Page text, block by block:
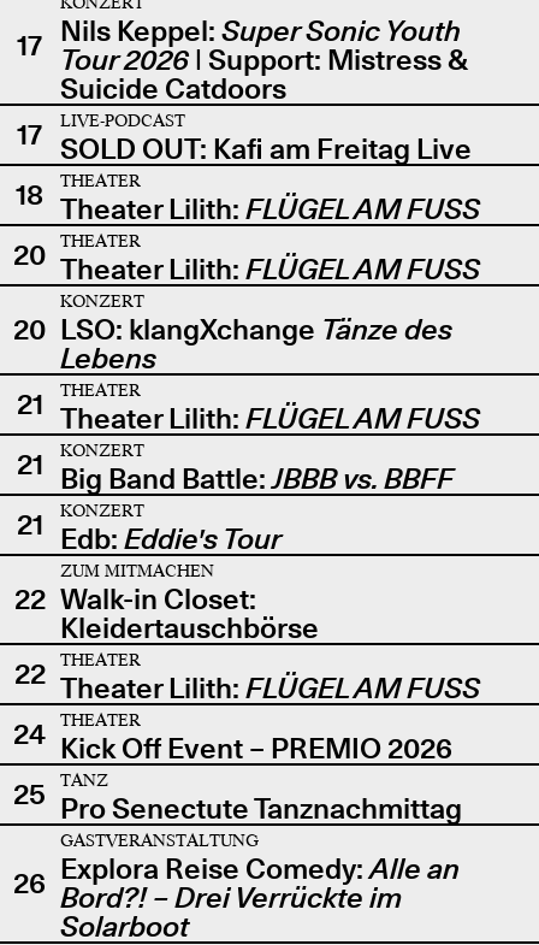
17 Nils Keppel: Super Sonic Youth
Tour 2026| Support: Mistress &
Suicide Catdoors
17
LIVE-PODCAST
SOLD OUT: Kafi am Freitag Live
18
THEATER
Theater Lilith: FLÜGEL AM FUSS
20
THEATER
Theater Lilith: FLÜGEL AM FUSS
20
KONZERT
LSO: klangXchange Tänze des
Lebens
21
THEATER
Theater Lilith: FLÜGEL AM FUSS
21
KONZERT
Big Band Battle:JBBB vs. BBFF
21
KONZERT
Edb: Eddie's Tour
22
ZUM MITMACHEN
Walk-in Closet:
Kleidertauschbörse
22
THEATER
Theater Lilith: FLÜGEL AM FUSS
24
THEATER
Kick Off Event – PREMIO 2026
25
TANZ
Pro Senectute Tanznachmittag
26
GASTVERANSTALTUNG
Explora Reise Comedy:Alle an
Bord?! – Drei Verrückte im
Solarboot